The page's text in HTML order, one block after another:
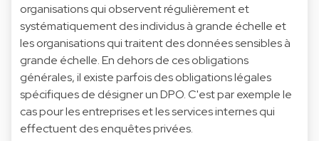
organisations qui observent régulièrement et
systématiquement des individus à grande échelle et
les organisations qui traitent des données sensibles à
grande échelle. En dehors de ces obligations
générales, il existe parfois des obligations légales
spécifiques de désigner un DPO. C'est par exemple le
cas pour les entreprises et les services internes qui
effectuent des enquêtes privées.